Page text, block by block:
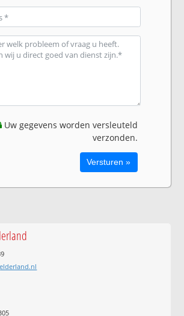
Uw gegevens worden versleuteld
verzonden.